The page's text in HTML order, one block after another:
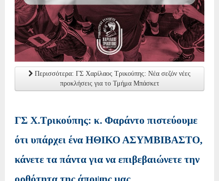
Περισσότερα: ΓΣ Χαρίλαος Τρικούπης: Νέα σεζόν νέες
προκλήσεις για το Τμήμα Μπάσκετ
ΓΣ Χ.Τρικούπης: κ. Φαράντο πιστεύουμε
ότι υπάρχει ένα ΗΘΙΚΟ ΑΣΥΜΒΙΒΑΣΤΟ,
κάνετε τα πάντα για να επιβεβαιώνετε την